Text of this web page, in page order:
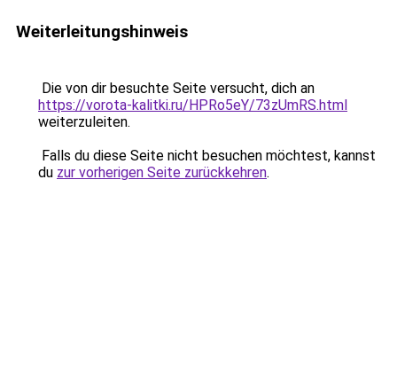
Weiterleitungshinweis
Die von dir besuchte Seite versucht, dich an
https://vorota-kalitki.ru/HPRo5eY/73zUmRS.html
weiterzuleiten.
Falls du diese Seite nicht besuchen möchtest, kannst
du zur vorherigen Seite zurückkehren.